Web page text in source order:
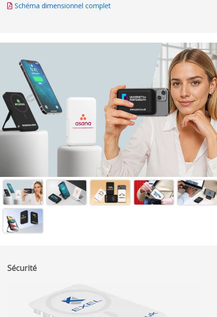
Schéma dimensionnel complet
Sécurité